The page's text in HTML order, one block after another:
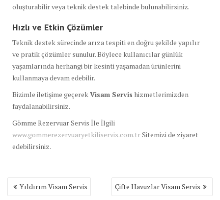
oluşturabilir veya teknik destek talebinde bulunabilirsiniz.
Hızlı ve Etkin Çözümler
Teknik destek sürecinde arıza tespiti en doğru şekilde yapılır
ve pratik çözümler sunulur. Böylece kullanıcılar günlük
yaşamlarında herhangi bir kesinti yaşamadan ürünlerini
kullanmaya devam edebilir.
Bizimle iletişime geçerekVisam Servis hizmetlerimizden
faydalanabilirsiniz.
Gömme Rezervuar Servis İle İlgili
www.gommerezervuaryetkiliservis.com.trSitemizi de ziyaret
edebilirsiniz.
Yazı
gezinmesi
Yıldırım Visam Servis Çifte Havuzlar Visam Servis